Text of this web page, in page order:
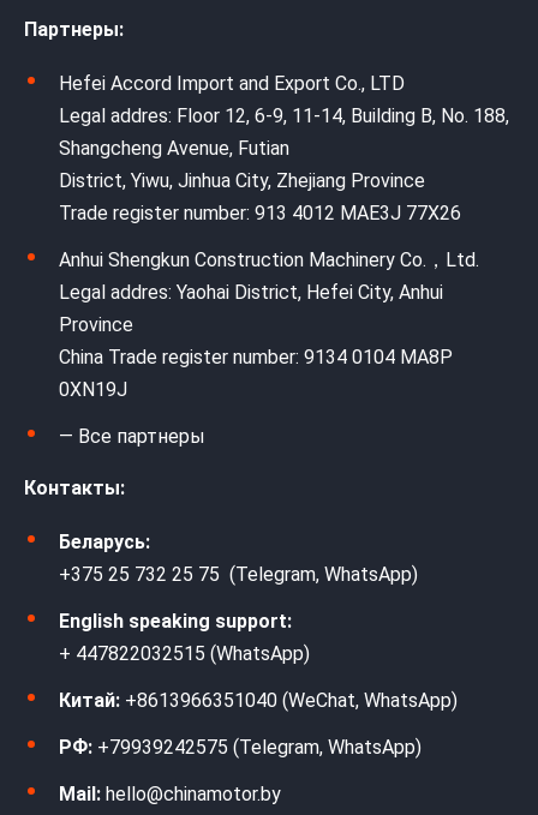
Партнеры:
Hefei Accord Import and Export Co., LTD
Legal addres: Floor 12, 6-9, 11-14, Building B, No. 188,
Shangcheng Avenue, Futian
District, Yiwu, Jinhua City, Zhejiang Province
Trade register number: 913 4012 MAE3J 77X26
Anhui Shengkun Construction Machinery Co.，Ltd.
Legal addres: Yaohai District, Hefei City, Anhui
Province
China Trade register number: 9134 0104 MA8P
0XN19J
— Все партнеры
Контакты:
Беларусь:
+375 25 732 25 75 (Telegram, WhatsApp)
English speaking support:
+ 447822032515 (WhatsApp)
Китай: +8613966351040 (WeChat, WhatsApp)
РФ: +79939242575 (Telegram, WhatsApp)
Mail: hello@chinamotor.by